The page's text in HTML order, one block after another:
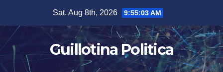
content
Sat. Aug 8th, 2026 9:55:04 AM
Guillotina Politica